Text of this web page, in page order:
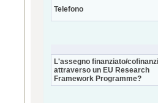
Telefono
L'assegno finanziato/
attraverso un EU Research
Framework Programme?